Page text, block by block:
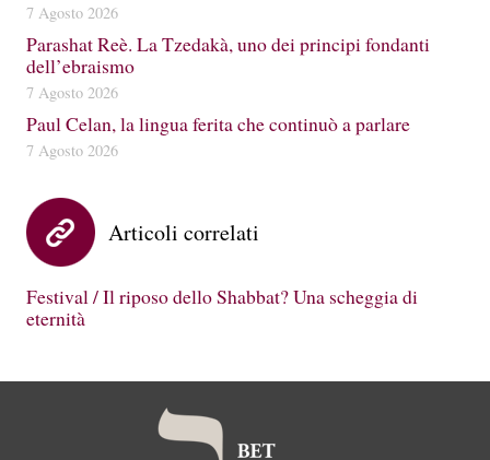
7 Agosto 2026
Parashat Reè. La Tzedakà, uno dei principi fondanti
dell’ebraismo
7 Agosto 2026
Paul Celan, la lingua ferita che continuò a parlare
7 Agosto 2026
Articoli correlati
Festival / Il riposo dello Shabbat? Una scheggia di
eternità